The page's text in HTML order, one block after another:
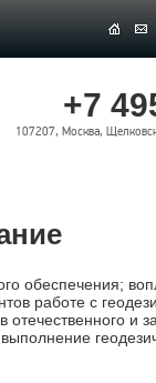
+7
107207, Москва,
обеспечения;
работе с
и